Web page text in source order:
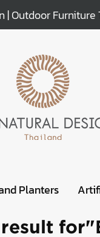
| Outdoor
Planters
result